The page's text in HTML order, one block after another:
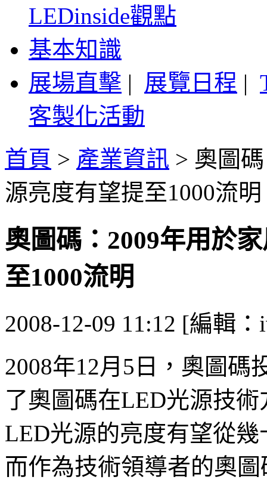
LEDinside觀點
基本知識
展場直擊 | 展覽日程 |
客製化活動
首頁 > 產業資訊 > 奧圖
源亮度有望提至1000流明
奧圖碼：2009年用於
至1000流明
2008-12-09 11:12 [編輯：
2008年12月5日，奧圖碼
了奧圖碼在LED光源技
LED光源的亮度有望從
而作為技術領導者的奧